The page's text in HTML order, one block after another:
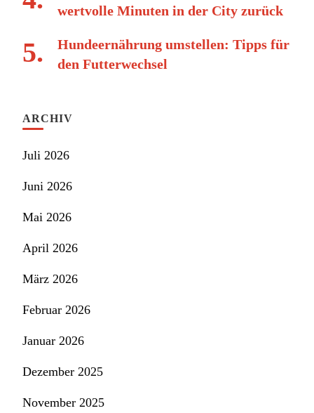
wertvolle Minuten in der City zurück
Hundeernährung umstellen: Tipps für
den Futterwechsel
ARCHIV
Juli 2026
Juni 2026
Mai 2026
April 2026
März 2026
Februar 2026
Januar 2026
Dezember 2025
November 2025